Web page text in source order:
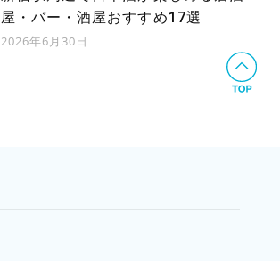
屋・バー・酒屋おすすめ17選
2026年6月30日